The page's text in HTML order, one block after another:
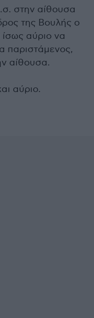
στην αίθουσα
της Βουλής ο
αύριο να
παριστάμενος,
αίθουσα.
αύριο.